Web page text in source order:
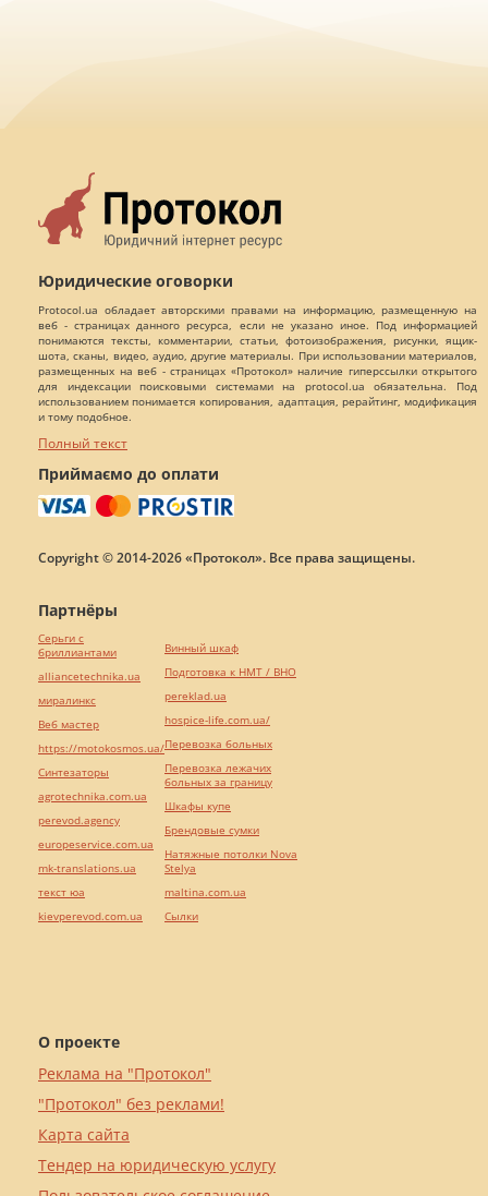
Юридические оговорки
Protocol.ua обладает авторскими правами на информацию, размещенную на
веб - страницах данного ресурса, если не указано иное. Под информацией
понимаются тексты, комментарии, статьи, фотоизображения, рисунки, ящик-
шота, сканы, видео, аудио, другие материалы. При использовании материалов,
размещенных на веб - страницах «Протокол» наличие гиперссылки открытого
для индексации поисковыми системами на protocol.ua обязательна. Под
использованием понимается копирования, адаптация, рерайтинг, модификация
и тому подобное.
Полный текст
Приймаємо до оплати
Copyright © 2014-2026 «Протокол». Все права защищены.
О проекте
Реклама на "Протокол"
"Протокол" без реклами!
Карта сайта
Тендер на юридическую услугу
Партнёры
Серьги с
бриллиантами
alliancetechnika.ua
миралинкс
Веб мастер
https://motokosmos.ua/
Синтезаторы
agrotechnika.com.ua
perevod.agency
europeservice.com.ua
mk-translations.ua
текст юа
kievperevod.com.ua
Винный шкаф
Подготовка к НМТ / ВНО
pereklad.ua
hospice-life.com.ua/
Перевозка больных
Перевозка лежачих
больных за границу
Шкафы купе
Брендовые сумки
Натяжные потолки Nova
Stelya
maltina.com.ua
Cылки